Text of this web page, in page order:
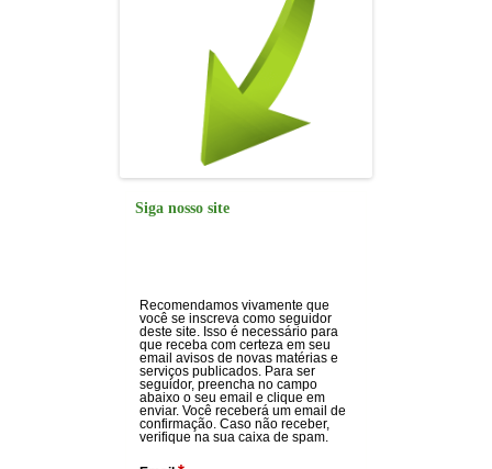
Siga nosso site
Recomendamos vivamente que
você se inscreva como seguidor
deste site. Isso é necessário para
que receba com certeza em seu
email avisos de novas matérias e
serviços publicados. Para ser
seguidor, preencha no campo
abaixo o seu email e clique em
enviar. Você receberá um email de
confirmação. Caso não receber,
verifique na sua caixa de spam.